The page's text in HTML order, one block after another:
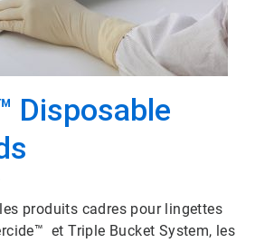
Disposable
produits cadres pour lingettes
et Triple Bucket System, les